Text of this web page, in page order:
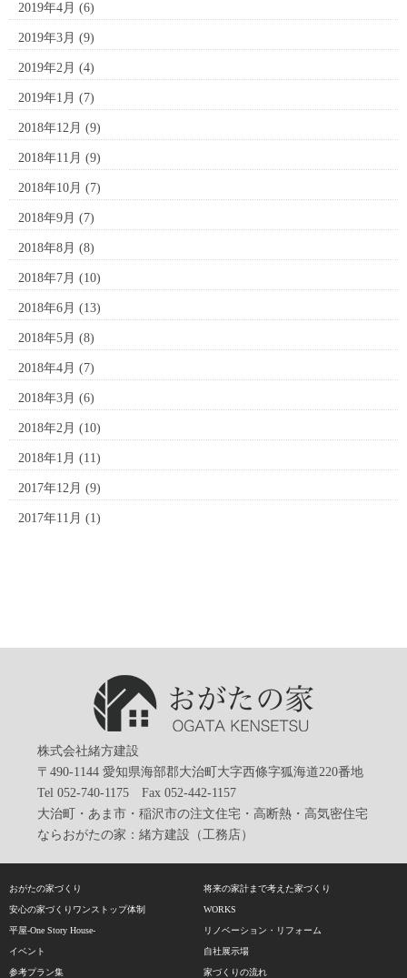
2019年4月 (6)
2019年3月 (9)
2019年2月 (4)
2019年1月 (7)
2018年12月 (9)
2018年11月 (9)
2018年10月 (7)
2018年9月 (7)
2018年8月 (8)
2018年7月 (10)
2018年6月 (13)
2018年5月 (8)
2018年4月 (7)
2018年3月 (6)
2018年2月 (10)
2018年1月 (11)
2017年12月 (9)
2017年11月 (1)
株式会社緒方建設
〒490-1144 愛知県海部郡大治町大字西條字狐海道220番地
Tel 052-740-1175 Fax 052-442-1157
大治町・あま市・稲沢市の注文住宅・高断熱・高気密住宅
ならおがたの家：緒方建設（工務店）
おがたの家づくり 将来の家計まで考えた家づくり
安心の家づくりワンストップ体制 WORKS
平屋-One Story House- リノベーション・リフォーム
イベント 自社展示場
参考プラン集 家づくりの流れ